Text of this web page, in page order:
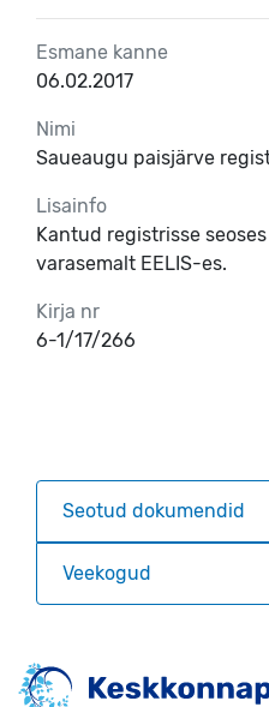
Esmane kanne
06.02.2017
Nimi
Saueaugu paisjärve
Lisainfo
Kantud registrisse
varasemalt EELIS-es.
Kirja nr
6-1/17/266
Seotud dokumendid
Veekogud